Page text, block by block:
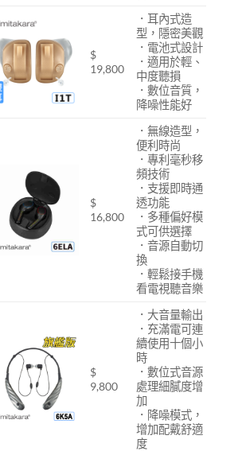
$
19,800
．耳內式造
型，隱密美觀
．電池式設計
．適用於輕、
中度聽損
．數位音質，
降噪性能好
$
16,800
．無線造型，
便利時尚
．專利毫秒移
頻技術
．支援即時通
透功能
．多種偏好模
式可供選擇
．音源自動切
換
．輕鬆接手機
看電視聽音樂
$
9,800
．大音量輸出
．充滿電可連
續使用十個小
時
．數位式音源
處理細膩度增
加
．降噪模式，
增加配戴舒適
度